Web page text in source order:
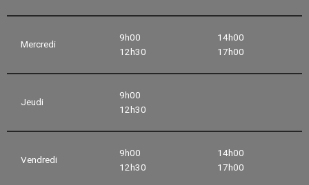
Mercredi
9h00
12h30
14h00
17h00
Jeudi
9h00
12h30
Vendredi
9h00
12h30
14h00
17h00